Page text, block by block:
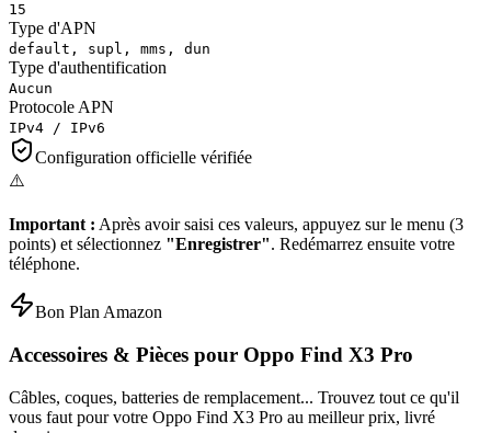
15
Type d'APN
default, supl, mms, dun
Type d'authentification
Aucun
Protocole APN
IPv4 / IPv6
Configuration officielle vérifiée
⚠️
Important : Après avoir saisi ces valeurs, appuyez sur le menu (3
points) et sélectionnez "Enregistrer". Redémarrez ensuite votre
téléphone.
Bon Plan Amazon
Accessoires & Pièces pour Oppo Find X3 Pro
Câbles, coques, batteries de remplacement... Trouvez tout ce qu'il
vous faut pour votre Oppo Find X3 Pro au meilleur prix, livré